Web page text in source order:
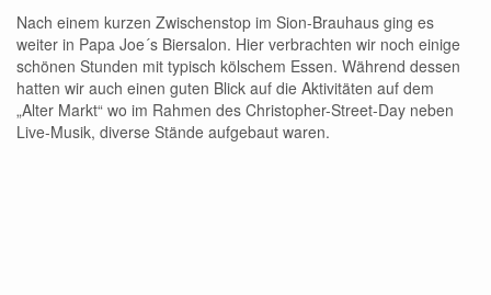
Nach einem kurzen Zwischenstop im Sion-Brauhaus ging es
weiter in Papa Joe´s Biersalon. Hier verbrachten wir noch einige
schönen Stunden mit typisch kölschem Essen. Während dessen
hatten wir auch einen guten Blick auf die Aktivitäten auf dem
„Alter Markt“ wo im Rahmen des Christopher-Street-Day neben
Live-Musik, diverse Stände aufgebaut waren.